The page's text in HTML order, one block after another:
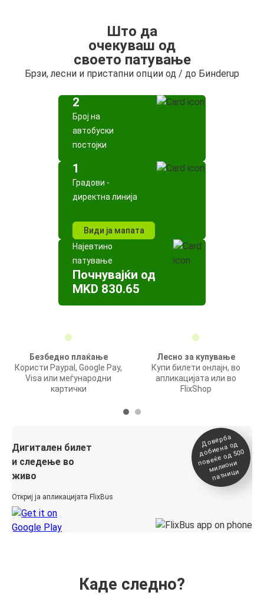
Што да
очекуваш од
своето патување
Брзи, лесни и пристапни опции од / до Бинderup
2
Број на
автобуски
постојки
1
Градови -
директна линија
Види ја мапата
Најевтино
патување
Почнувајќи од
MKD 830.65
Безбедно плаќање
Користи Paypal, Google Pay,
Visa или меѓународни
картички
Лесно за купување
Купи билети онлајн, во
апликацијата или во
FlixShop
Дигитален билет
и следење во
живо
Откриј ја апликацијата FlixBus
Доверба
добиена о
д
повеќе о
д 500
милиони
патници
Каде следно?